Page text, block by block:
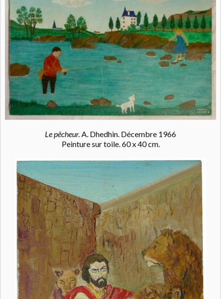
Le pêcheur.A. Dhedhin. Décembre 1966
Peinture sur toile. 60 x 40 cm.